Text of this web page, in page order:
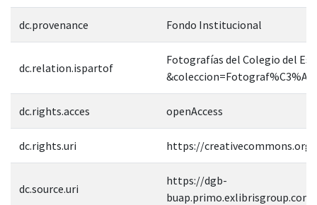
dc.provenance Fondo Institucional
dc.relation.ispartof
Fotografías del Colegio del
dc.rights.acces openAccess
dc.rights.uri https://
dc.source.uri
https://dgb-